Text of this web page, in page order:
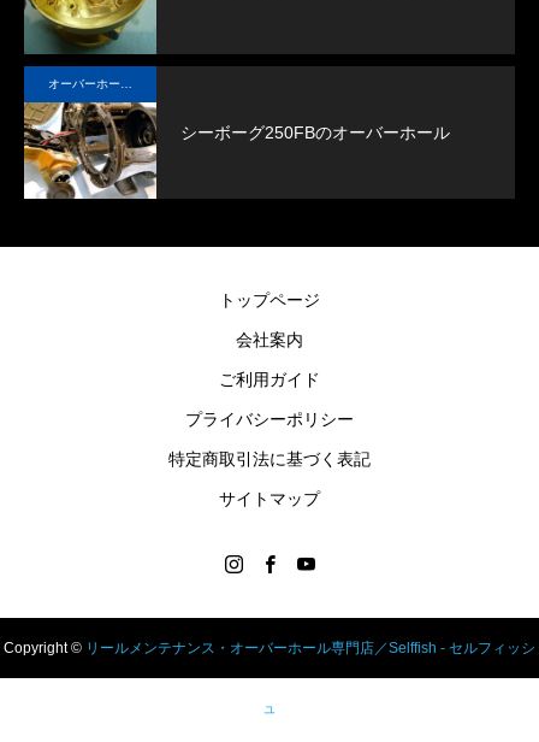
オーバーホール実例
シーボーグ250FBのオーバーホール
トップページ
会社案内
ご利用ガイド
プライバシーポリシー
特定商取引法に基づく表記
サイトマップ
Copyright © リールメンテナンス・オーバーホール専門店／Selffish - セルフィッシ
ュ